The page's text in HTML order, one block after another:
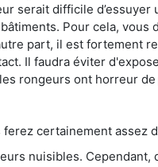
serait difficile d’essuyer
Pour cela, vous
part, il est fortement
Il faudra éviter
rongeurs ont horreur
certainement assez de dégâts
nuisibles. Cependant, qui dit produit